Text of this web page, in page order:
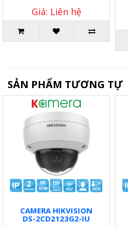
Giá: Liên hệ
SẢN PHẨM TƯƠNG TỰ
CAMERA HIKVISION
DS-2CD2123G2-IU